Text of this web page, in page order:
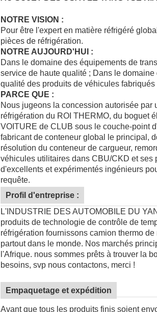
NOTRE VISION :
Pour être l'expert en matière réfrigéré
pièces de réfrigération.
NOTRE AUJOURD'HUI :
Dans le domaine des équipements de
service de haute qualité ; Dans le
qualité des produits de véhicules fabriqués
PARCE QUE :
Nous jugeons la concession autorisée
réfrigération du ROI THERMO, du boguet
VOITURE de CLUB sous le couche-point
fabricant de conteneur global le principal,
résolution du conteneur de cargueur,
véhicules utilitaires dans CBU/CKD et ses
d'excellents et expérimentés ingénieurs
requête.
Profil d'entreprise :
L'INDUSTRIE DES AUTOMOBILE DU
produits de technologie de contrôle de
réfrigération fournissons camion thermo
partout dans le monde. Nos marchés
l'Afrique. nous sommes prêts à trouver la
besoins, svp nous contactons, merci !
Empaquetage et expédition
Avant que tous les produits finis soient